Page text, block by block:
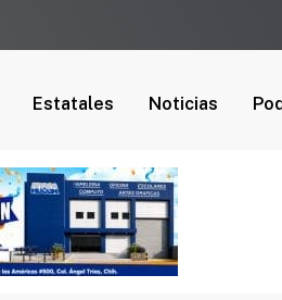
Estatales Noticias